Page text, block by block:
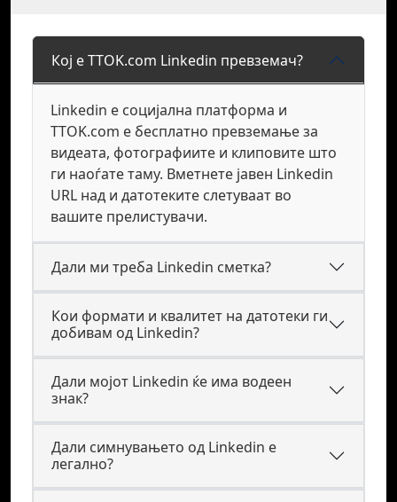
Кој е TTOK.com Linkedin превземач?
Linkedin е социјална платформа и
TTOK.com е бесплатно превземање за
видеата, фотографиите и клиповите што
ги наоѓате таму. Вметнете јавен Linkedin
URL над и датотеките слетуваат во
вашите прелистувачи.
Дали ми треба Linkedin сметка?
Кои формати и квалитет на датотеки ги
добивам од Linkedin?
Дали мојот Linkedin ќе има водеен
знак?
Дали симнувањето од Linkedin е
легално?